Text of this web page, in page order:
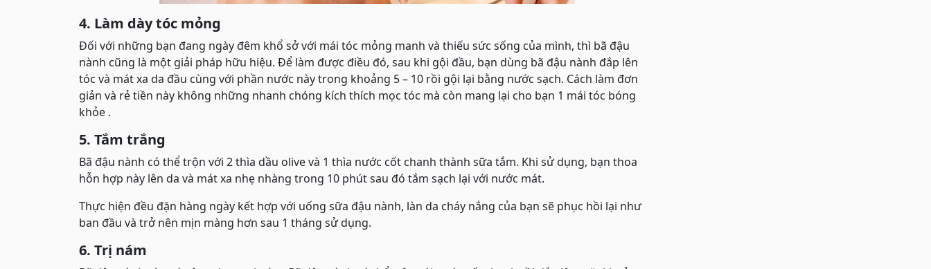
4. Làm dày tóc mỏng
Đối với những bạn đang ngày đêm khổ sở với mái tóc mỏng manh và thiếu sức sống của mình, thì bã đậu
nành cũng là một giải pháp hữu hiệu. Để làm được điều đó, sau khi gội đầu, bạn dùng bã đậu nành đắp lên
tóc và mát xa da đầu cùng với phần nước này trong khoảng 5 – 10 rồi gội lại bằng nước sạch. Cách làm đơn
giản và rẻ tiền này không những nhanh chóng kích thích mọc tóc mà còn mang lại cho bạn 1 mái tóc bóng
khỏe .
5. Tắm trắng
Bã đậu nành có thể trộn với 2 thìa dầu olive và 1 thìa nước cốt chanh thành sữa tắm. Khi sử dụng, bạn thoa
hỗn hợp này lên da và mát xa nhẹ nhàng trong 10 phút sau đó tắm sạch lại với nước mát.
Thực hiện đều đặn hàng ngày kết hợp với uống sữa đậu nành, làn da cháy nắng của bạn sẽ phục hồi lại như
ban đầu và trở nên mịn màng hơn sau 1 tháng sử dụng.
6. Trị nám